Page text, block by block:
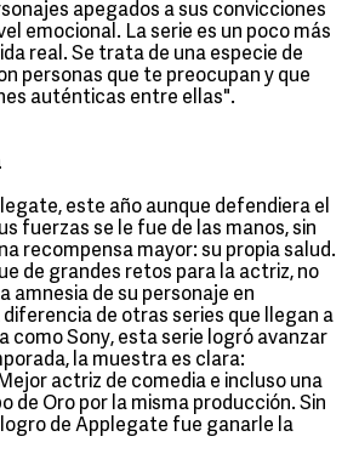
apegados a sus convicciones
emocional. La serie es un poco más
real. Se trata de una especie de
personas que te preocupan y que
auténticas entre ellas".
este año aunque defendiera el
fuerzas se le fue de las manos, sin
recompensa mayor: su propia salud.
de grandes retos para la actriz, no
amnesia de su personaje en
diferencia de otras series que llegan a
como Sony, esta serie logró avanzar
la muestra es clara:
actriz de comedia e incluso una
de Oro por la misma producción. Sin
de Applegate fue ganarle la